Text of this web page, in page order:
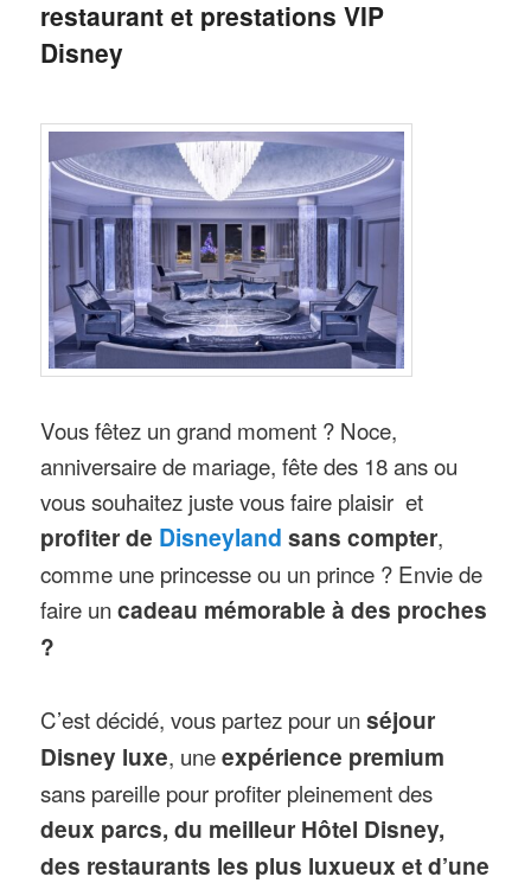
restaurant et prestations VIP
Disney
Vous fêtez un grand moment ? Noce,
anniversaire de mariage, fête des 18 ans ou
vous souhaitez juste vous faire plaisir et
profiter de Disneyland sans compter,
comme une princesse ou un prince ? Envie de
faire uncadeau mémorable à des proches
?
C’est décidé, vous partez pour unséjour
Disney luxe, uneexpérience premium
sans pareille pour profiter pleinement des
deux parcs, du meilleur Hôtel Disney,
des restaurants les plus luxueux et d’une